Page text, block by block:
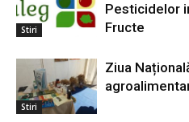
Stiri
Pesticidelor
Fructe
Stiri
Ziua